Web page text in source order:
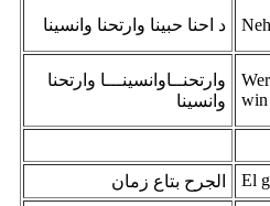
د احنا حبينا وارتحنا وانسينا
وارتحنــاوانسينـــا وارتحنا
وانسينا
win
الجرح بتاع زمان El